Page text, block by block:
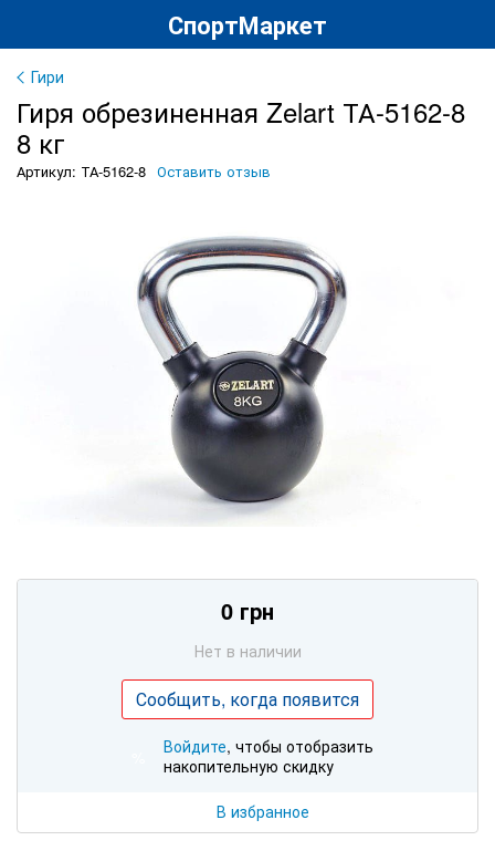
СпортМаркет
Гири
Гиря обрезиненная Zelart ТА-5162-8
8 кг
Артикул: ТА-5162-8 Оставить отзыв
0 грн
Нет в наличии
Сообщить, когда появится
Войдите, чтобы отобразить
накопительную скидку
В избранное